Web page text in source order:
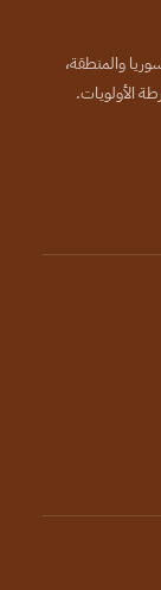
والمنطقة،
الأولويات.